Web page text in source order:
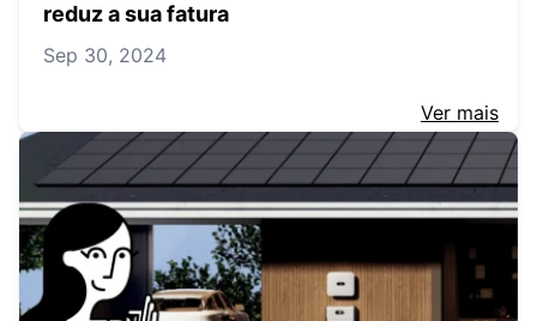
reduz a sua fatura
Sep 30, 2024
Ver mais